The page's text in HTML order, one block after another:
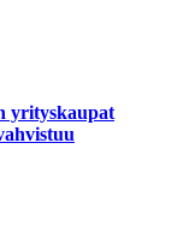
yrityskaupat